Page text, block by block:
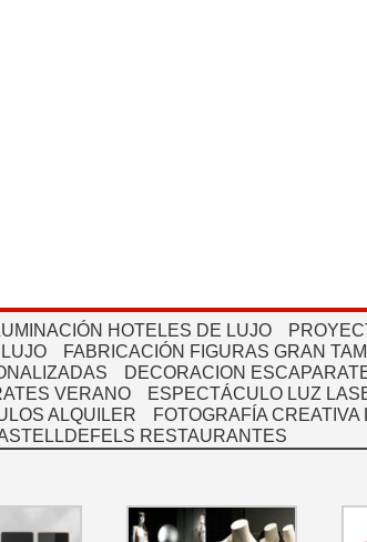
HOTELES DE LUJO
FABRICACIÓN FIGURAS GRAN
DECORACION
VERANO ESPECTÁCULO LUZ
ALQUILER
FOTOGRAFÍA CREATIVA
RESTAURANTES